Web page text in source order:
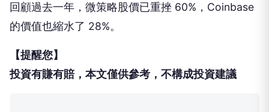
回顧過去一年，微策略股價已重挫 60%，Coinbase
的價值也縮水了 28%。
【提醒您】
投資有賺有賠，本文僅供參考，不構成投資建議